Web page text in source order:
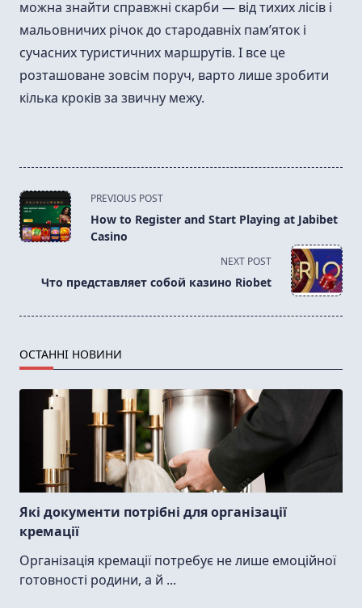
можна знайти справжні скарби — від тихих лісів і
мальовничих річок до стародавніх пам’яток і
сучасних туристичних маршрутів. І все це
розташоване зовсім поруч, варто лише зробити
кілька кроків за звичну межу.
<span
class="nav-
subtitle
text">Page</span>
PREVIOUS POST
How to Register and Start Playing at Jabibet
Casino
NEXT POST
Что представляет собой казино Riobet
ОСТАННІ НОВИНИ
Які документи потрібні для організації
кремації
Організація кремації потребує не лише емоційної
готовності родини, а й ...